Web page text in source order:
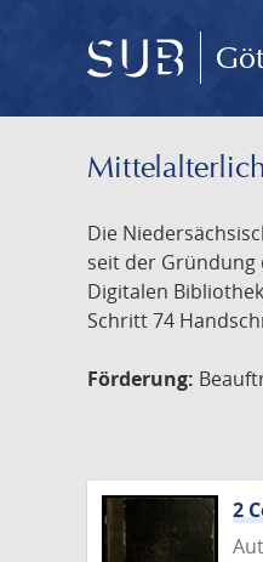
Die
seit der Gründung
Digitalen
Schritt 74
Förderung:
2